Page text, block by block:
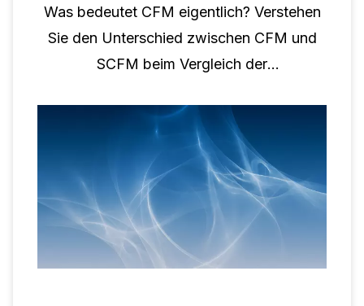
Was bedeutet CFM eigentlich? Verstehen
Sie den Unterschied zwischen CFM und
SCFM beim Vergleich der